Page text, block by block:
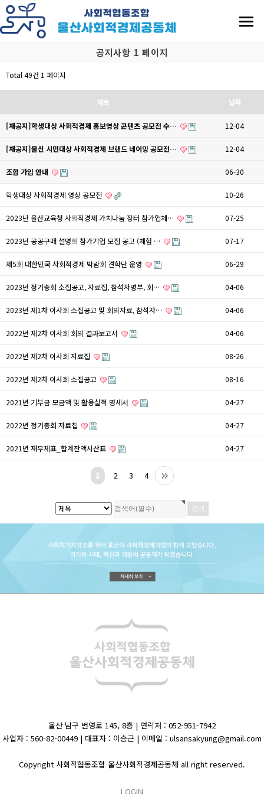
공지사항 1 페이지
Total 49건 1 페이지
제목 날짜
[재공지]학생대상 사회적경제 홍보영상 콘텐츠 공모전 수… 12-04
[재공지]울산 시민대상 사회적경제 브랜드 네이밍 공모전… 12-04
조합 가입 안내 06-30
학생대상 사회적경제 영상 공모전 10-26
2023년 울산교육청 사회적경제 가치나눔 장터 참가업체… 07-25
2023년 공공구매 설명회 참가기업 모집 공고 (체험 … 07-17
제5회 대한민국 사회적경제 박람회 견학단 운영 06-29
2023년 정기총회 소집공고, 자료집, 참석자명부, 회… 04-06
2023년 제1차 이사회 소집공고 및 회의자료, 참석자… 04-06
2022년 제2차 이사회 회의 결과보고서 04-06
2022년 제2차 이사회 자료집 08-26
2022년 제2차 이사회 소집공고 08-16
2021년 기부금 모금액 및 활용실적 명세서 04-27
2022년 정기총회 자료집 04-27
2021년 재무제표_합계잔액시산표 04-27
1 2 3 4
울산 남구 번영로 145, 8층 | 연락처 : 052-951-7942
사업자 : 560-82-00449 | 대표자 : 이승근 | 이메일 : ulsansakyung@gmail.com
Copyright 사회적협동조합 울산사회적경제공동체 all right reserved.
LOGIN